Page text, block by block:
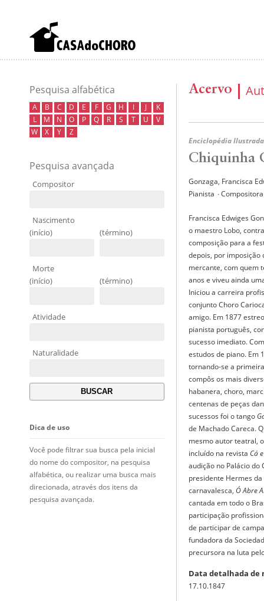
Pesquisa alfabética
A B C D E F G H I J
K
L
M N O P Q R S T U
V
W
X Y Z
Pesquisa avançada
Compositor
Nascimento
(início)
(término)
Morte
(início)
(término)
Atividade
Naturalidade
Dica de uso
Você pode filtrar sua busca pela inicial
do nome do compositor, na pesquisa
alfabética, ou realizar uma busca mais
direcionada, através dos itens da
pesquisa avançada.
Acervo
Enciclopédia Ilustrada
Chiquinha
Gonzaga, Francisca
Pianista ∙ Compositora
Francisca Edwiges
o maestro Lobo,
composição para a
depois, por imposição
mercante, com quem
anos e viveu ainda
Iniciou a carreira
conjunto Choro
amigo. Em 1877
pianista português,
sucesso imediato.
estudos de piano. Em
tornando-se a
compôs os mais
habanera, choro,
centenas de peças
sucessos foi o tango
de Machado Careca.
mesmo autor teatral,
incluído na revista Cá
audição no Palácio do
presidente Hermes
carnavalesca, Ó Abre
cantada em todo o
participação
de participar de
fundadora da
precursora na luta
Data detalhada de
17.10.1847